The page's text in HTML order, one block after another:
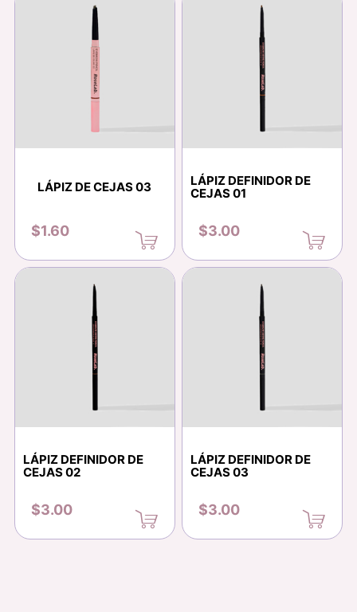
LÁPIZ DE CEJAS 03
$1.60
LÁPIZ DEFINIDOR DE
CEJAS 01
$3.00
LÁPIZ DEFINIDOR DE
CEJAS 02
$3.00
LÁPIZ DEFINIDOR DE
CEJAS 03
$3.00